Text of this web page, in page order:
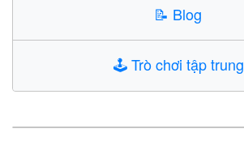
📝 Blog
🕹️Trò chơi tập trung